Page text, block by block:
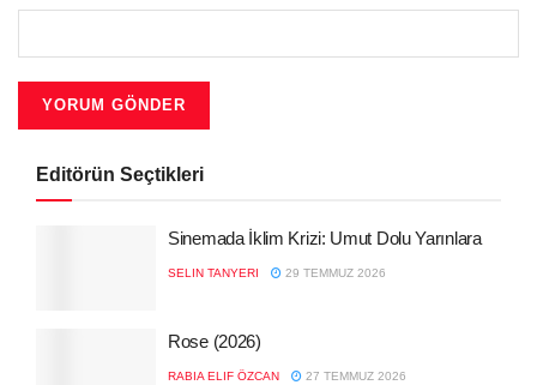
Editörün Seçtikleri
Sinemada İklim Krizi: Umut Dolu Yarınlara
SELIN TANYERI 29 TEMMUZ 2026
Rose (2026)
RABIA ELIF ÖZCAN 27 TEMMUZ 2026